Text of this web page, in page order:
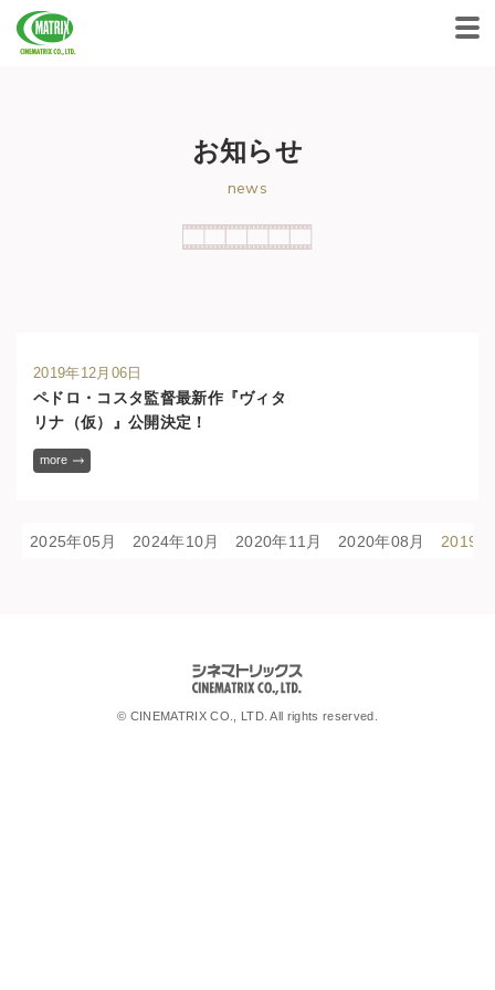
お知らせ
news
2019年12月06日
ペドロ・コスタ監督最新作『ヴィタ
リナ（仮）』公開決定！
more
2025年05月 2024年10月 2020年11月 2020年08月 2019
© CINEMATRIX CO., LTD. All rights reserved.